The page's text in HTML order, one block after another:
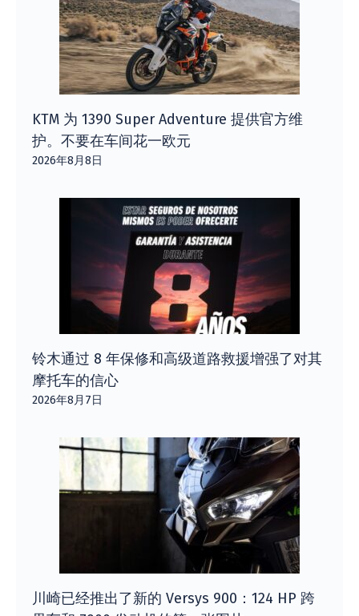
KTM 为 1390 Super Adventure 提供官方维
护。不要在车间花一欧元
2026年8月8日
铃木通过 8 年保修和高级道路救援增强了对其
摩托车的信心
2026年8月7日
川崎已经推出了新的 Versys 900：124 HP 跨